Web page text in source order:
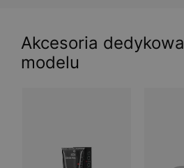
Akcesoria
modelu